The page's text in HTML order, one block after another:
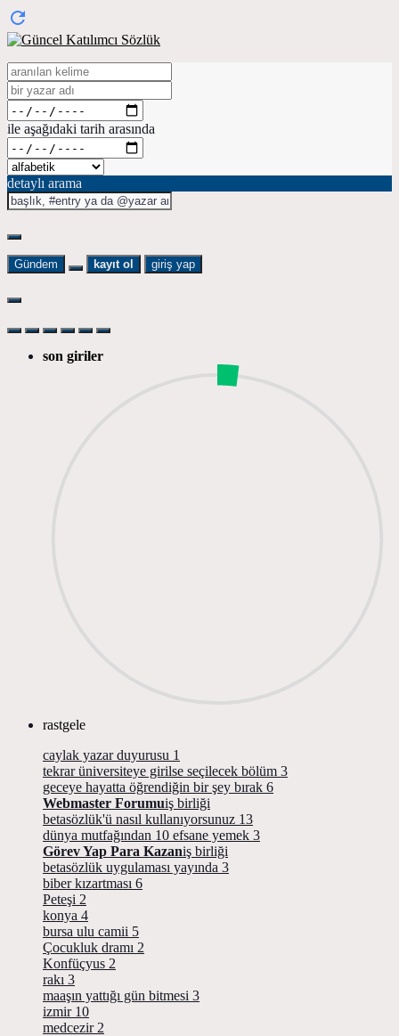
ile aşağıdaki tarih arasında
detaylı arama
Gündem kayıt ol giriş yap
son giriler
rastgele
caylak yazar duyurusu 1
tekrar üniversiteye girilse seçilecek bölüm 3
geceye hayatta öğrendiğin bir şey bırak 6
Webmaster Forumuiş birliği
betasözlük'ü nasıl kullanıyorsunuz 13
dünya mutfağından 10 efsane yemek 3
Görev Yap Para Kazaniş birliği
betasözlük uygulaması yayında 3
biber kızartması 6
Peteşi 2
konya 4
bursa ulu camii 5
Çocukluk dramı 2
Konfüçyus 2
rakı 3
maaşın yattığı gün bitmesi 3
izmir 10
medcezir 2